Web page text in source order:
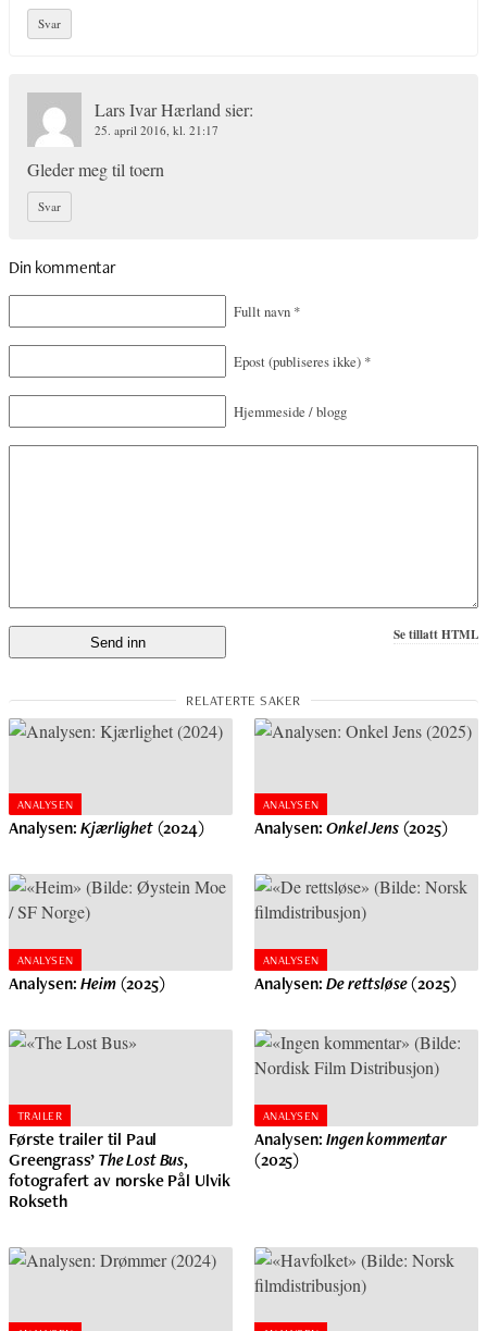
Svar
Lars Ivar Hærlandsier:
25. april 2016, kl. 21:17
Gleder meg til toern
Svar
Din kommentar
Fullt navn *
Epost(publiseres ikke) *
Hjemmeside / blogg
Se tillatt HTML
ANALYSEN
Analysen: Kjærlighet(2024)
ANALYSEN
Analysen: Onkel Jens(2025)
ANALYSEN
Analysen: Heim(2025)
ANALYSEN
Analysen: De rettsløse(2025)
TRAILER
Første trailer til Paul
Greengrass’The Lost Bus,
fotografert av norske Pål Ulvik
Rokseth
ANALYSEN
Analysen: Ingen kommentar
(2025)